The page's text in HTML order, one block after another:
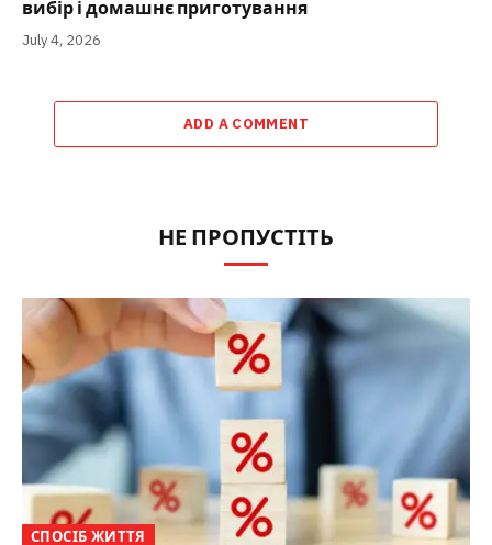
вибір і домашнє приготування
July 4, 2026
ADD A COMMENT
НЕ ПРОПУСТІТЬ
СПОСІБ ЖИТТЯ